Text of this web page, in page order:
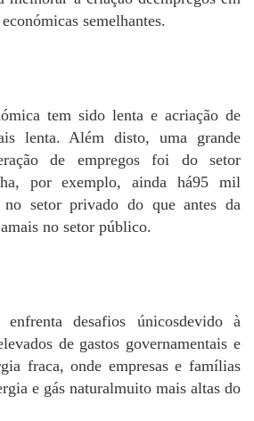
semelhantes.
tem sido lenta e acriação de
lenta. Além disto, uma grande
de empregos foi do setor
por exemplo, ainda há95 mil
no setor privado do que antes da
no setor público.
desafios únicosdevido à
de gastos governamentais e
fraca, onde empresas e famílias
e gás naturalmuito mais altas do